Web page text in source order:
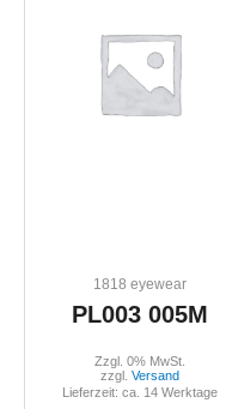
1818 eyewear
PL003 005M
Zzgl. 0% MwSt.
zzgl. Versand
Lieferzeit: ca. 14 Werktage